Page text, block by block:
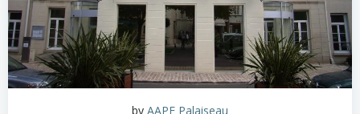
by AAPE Palaiseau